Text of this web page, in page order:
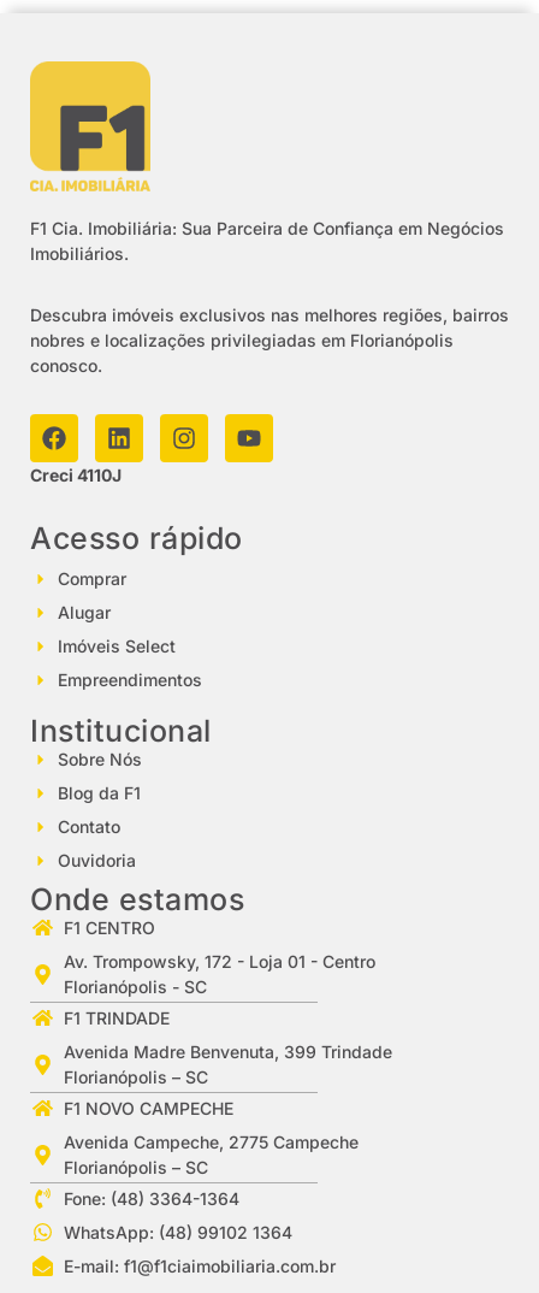
F1 Cia. Imobiliária: Sua Parceira de Confiança em Negócios
Imobiliários.
Descubra imóveis exclusivos nas melhores regiões, bairros
nobres e localizações privilegiadas em Florianópolis
conosco.
Creci 4110J
Acesso rápido
Comprar
Alugar
Imóveis Select
Empreendimentos
Institucional
Sobre Nós
Blog da F1
Contato
Ouvidoria
Onde estamos
F1 CENTRO
Av. Trompowsky, 172 - Loja 01 - Centro
Florianópolis - SC
F1 TRINDADE
Avenida Madre Benvenuta, 399 Trindade
Florianópolis – SC
F1 NOVO CAMPECHE
Avenida Campeche, 2775 Campeche
Florianópolis – SC
Fone: (48) 3364-1364
WhatsApp: (48) 99102 1364
E-mail:f1@f1ciaimobiliaria.com.br